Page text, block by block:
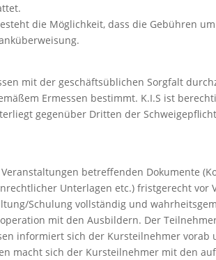
die Möglichkeit, dass die Gebühren
mit der geschäftsüblichen Sorgfalt
Ermessen bestimmt. K.I.S ist
gegenüber Dritten der
betreffenden Dokumente
Unterlagen etc.) fristgerecht vor
Schulung vollständig und
mit den Ausbildern. Der
informiert sich der Kursteilnehmer
macht sich der Kursteilnehmer mit den